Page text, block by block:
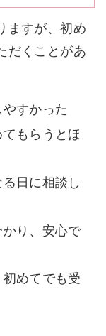
ますが、初め
だくことがあ
すかった
もらうとほ
日に相談し
り、安心で
めてでも受